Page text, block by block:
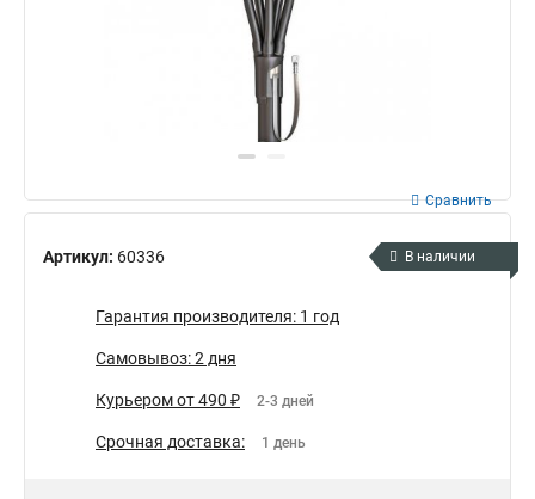
Артикул: 60336
Сравнить
В наличии
Гарантия производителя: 1 год
Самовывоз: 2 дня
Курьером от 490 ₽ 2-3 дней
Срочная доставка: 1 день